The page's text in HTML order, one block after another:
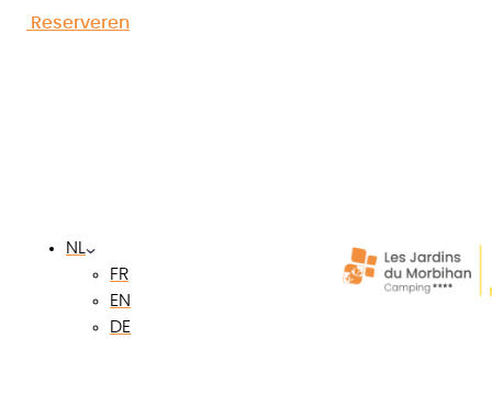
Reserveren
NL
FR
EN
DE
Rustige en schaduwrijke omgeving
Lichte woonkamer, grote ramen